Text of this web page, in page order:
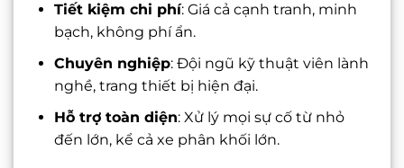
Tiết kiệm chi phí: Giá cả cạnh tranh, minh
bạch, không phí ẩn.
Chuyên nghiệp: Đội ngũ kỹ thuật viên lành
nghề, trang thiết bị hiện đại.
Hỗ trợ toàn diện: Xử lý mọi sự cố từ nhỏ
đến lớn, kể cả xe phân khối lớn.